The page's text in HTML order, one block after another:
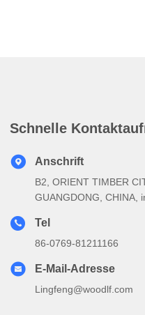
Schnelle
Anschrift
B2, ORIENT TIMBER
GUANGDONG, CHINA,
Tel
86-0769-81211166
E-Mail-Adresse
Lingfeng@woodlf.com